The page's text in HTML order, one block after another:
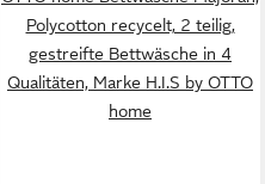
Polycotton recycelt, 2 teilig,
gestreifte Bettwäsche in 4
Qualitäten, Marke H.I.S by OTTO
home